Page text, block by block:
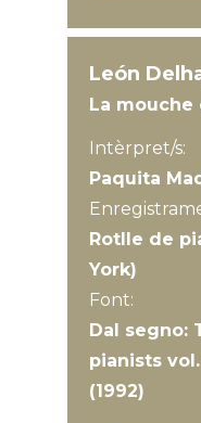
León
La mouche
Intèrpret/s:
Paquita
Rotlle de
York)
Font:
Dal segno:
pianists vol.
(1992)